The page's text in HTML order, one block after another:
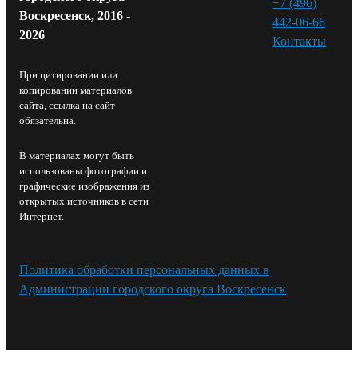
Воскресенск, 2016 -
2026
При цитировании или
копировании материалов
сайта, ссылка на сайт
обязательна.
В материалах могут быть
использованы фотографии и
графические изображения из
открытых источников в сети
Интернет.
442-06-66
Контакты⁠
Политика обработки персональных данных в
Администрации городского округа Воскресенск